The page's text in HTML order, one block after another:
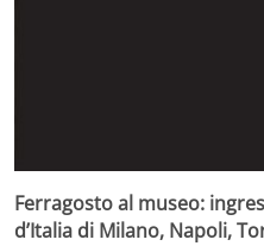
Ferragosto al museo:
d’Italia di Milano, Napoli,